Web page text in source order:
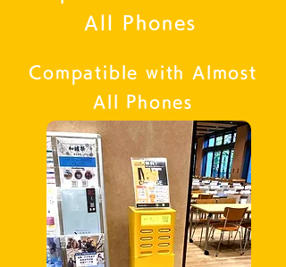
All Phones
Compatible with Almost
All Phones